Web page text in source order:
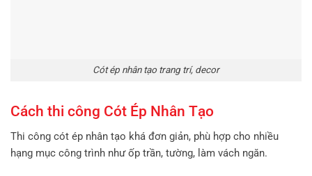
Cót ép nhân tạo trang trí, decor
Cách thi công Cót Ép Nhân Tạo
Thi công cót ép nhân tạo khá đơn giản, phù hợp cho nhiều
hạng mục công trình như ốp trần, tường, làm vách ngăn.